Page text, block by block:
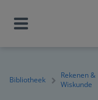
Bibliotheek
Rekenen &
Wiskunde